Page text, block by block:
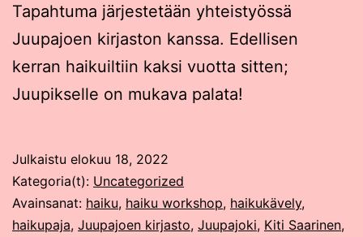
Tapahtuma järjestetään yhteistyössä
Juupajoen kirjaston kanssa. Edellisen
kerran haikuiltiin kaksi vuotta sitten;
Juupikselle on mukava palata!
Julkaistu elokuu 18, 2022
Kategoria(t): Uncategorized
Avainsanat: haiku, haiku workshop, haikukävely,
haikupaja, Juupajoen kirjasto, Juupajoki, Kiti Saarinen,